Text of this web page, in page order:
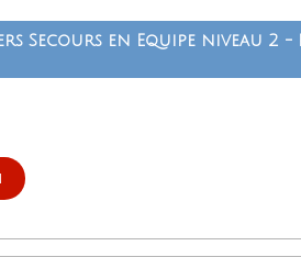
Secours en Equipe niveau 2 -